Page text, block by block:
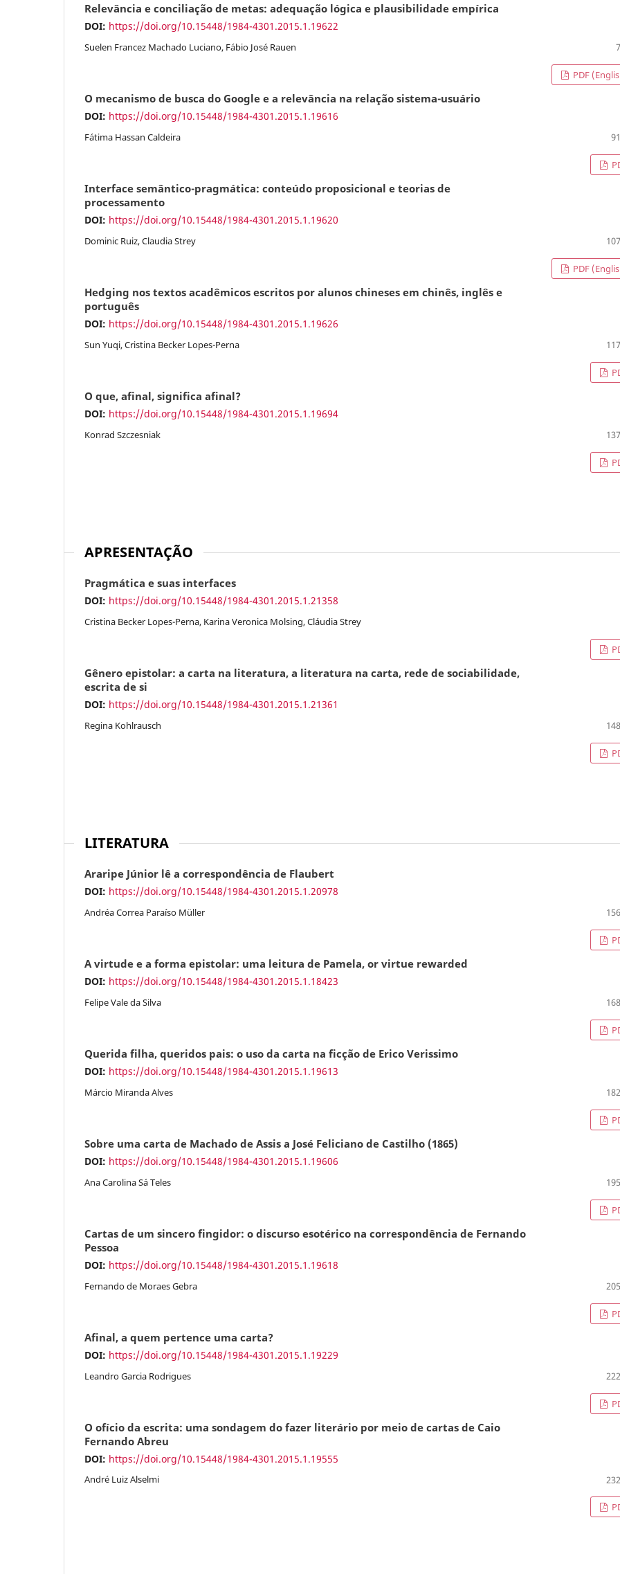
Relevância e conciliação de metas: adequação lógica e plausibilidade empírica
DOI: https://doi.org/10.15448/1984-4301.2015.1.19622
Suelen Francez Machado Luciano, Fábio José Rauen
PDF
O mecanismo de busca do Google e a relevância na relação sistema-usuário
DOI: https://doi.org/10.15448/1984-4301.2015.1.19616
Fátima Hassan Caldeira
Interface semântico-pragmática: conteúdo proposicional e teorias de
processamento
DOI: https://doi.org/10.15448/1984-4301.2015.1.19620
Dominic Ruiz, Claudia Strey
PDF
Hedging nos textos acadêmicos escritos por alunos chineses em chinês, inglês e
português
DOI: https://doi.org/10.15448/1984-4301.2015.1.19626
Sun Yuqi, Cristina Becker Lopes-Perna
O que, afinal, significa afinal?
DOI: https://doi.org/10.15448/1984-4301.2015.1.19694
Konrad Szczesniak
APRESENTAÇÃO
Pragmática e suas interfaces
DOI: https://doi.org/10.15448/1984-4301.2015.1.21358
Cristina Becker Lopes-Perna, Karina Veronica Molsing, Cláudia Strey
Gênero epistolar: a carta na literatura, a literatura na carta, rede de sociabilidade,
escrita de si
DOI: https://doi.org/10.15448/1984-4301.2015.1.21361
Regina Kohlrausch
LITERATURA
Araripe Júnior lê a correspondência de Flaubert
DOI: https://doi.org/10.15448/1984-4301.2015.1.20978
Andréa Correa Paraíso Müller
A virtude e a forma epistolar: uma leitura de Pamela, or virtue rewarded
DOI: https://doi.org/10.15448/1984-4301.2015.1.18423
Felipe Vale da Silva
Querida filha, queridos pais: o uso da carta na ficção de Erico Verissimo
DOI: https://doi.org/10.15448/1984-4301.2015.1.19613
Márcio Miranda Alves
Sobre uma carta de Machado de Assis a José Feliciano de Castilho (1865)
DOI: https://doi.org/10.15448/1984-4301.2015.1.19606
Ana Carolina Sá Teles
Cartas de um sincero fingidor: o discurso esotérico na correspondência de Fernando
Pessoa
DOI: https://doi.org/10.15448/1984-4301.2015.1.19618
Fernando de Moraes Gebra
Afinal, a quem pertence uma carta?
DOI: https://doi.org/10.15448/1984-4301.2015.1.19229
Leandro Garcia Rodrigues
O ofício da escrita: uma sondagem do fazer literário por meio de cartas de Caio
Fernando Abreu
DOI: https://doi.org/10.15448/1984-4301.2015.1.19555
André Luiz Alselmi